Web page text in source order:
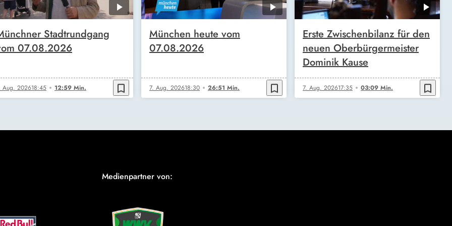
Stadtrundgang
07.08.2026
Aug. 202618:45 12:59 Min. bookmark_border
München heute vom
07.08.2026
7. Aug. 202618:30 26:51 Min. bookmark_border
Erste Zwischenbilanz für den
neuen Oberbürgermeister
Dominik Kause
7. Aug. 202617:35 03:09 Min. bookmark_border
Medienpartner von: